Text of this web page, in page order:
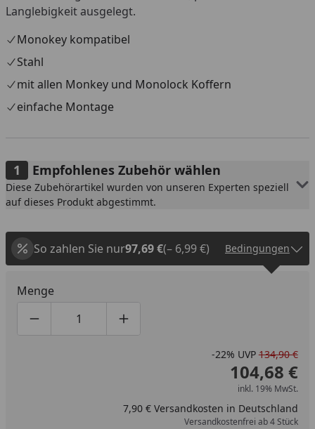
Langlebigkeit ausgelegt.
Monokey kompatibel
Stahl
mit allen Monkey und Monolock Koffern
einfache Montage
Empfohlenes Zubehör wählen
Diese Zubehörartikel wurden von unseren Experten speziell
auf dieses Produkt abgestimmt.
So zahlen Sie nur97,69 €(– 6,99 €) Bedingungen
Menge
Produktmenge um eins verringern
Produktmenge manuell eingeben
Produktmenge um eins erhöhen
-22% UVP 134,90 €
104,68 €
inkl. 19% MwSt.
7,90 € Versandkosten in Deutschland
Versandkostenfrei ab 4 Stück